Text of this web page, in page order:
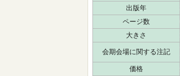
出版年
ページ数
大きさ
会期会場に関する注記
価格